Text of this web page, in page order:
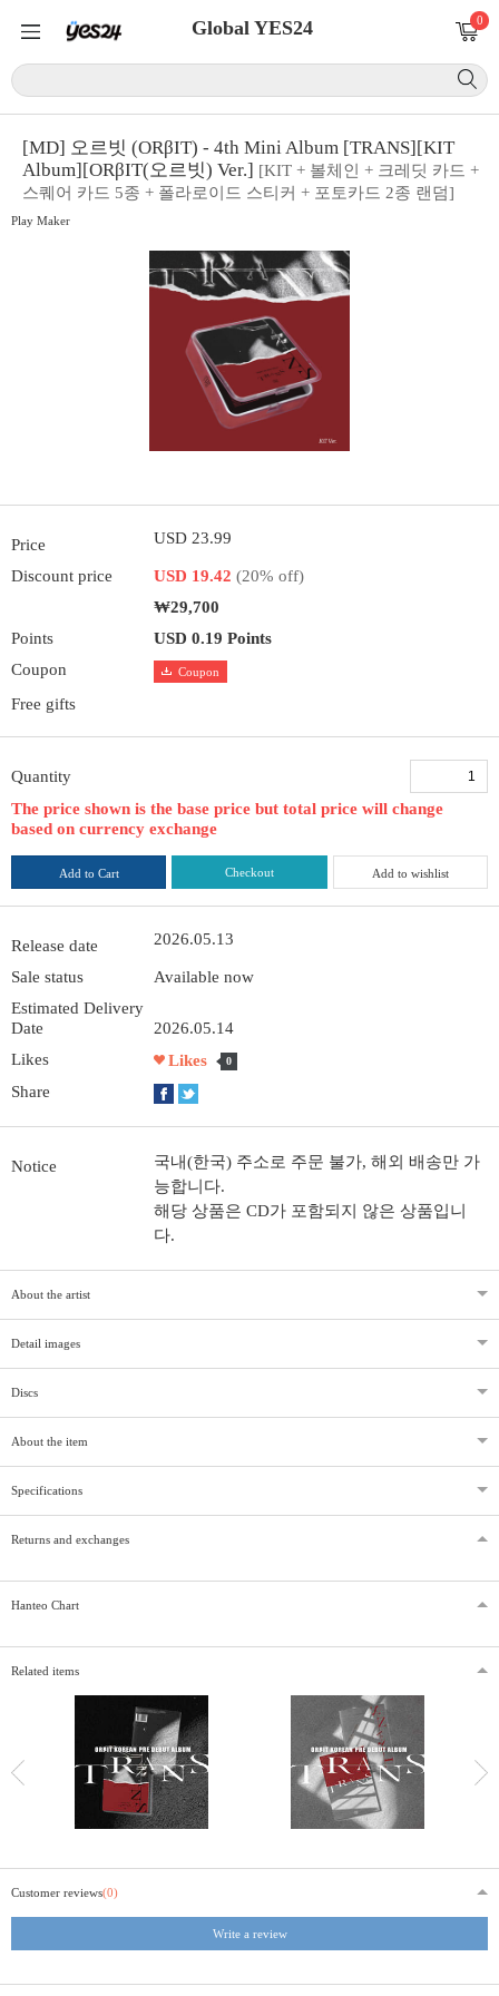
Global YES24 0
[MD] 오르빗 (ORβIT) - 4th Mini Album [TRANS][KIT
Album][ORβIT(오르빗) Ver.] [KIT + 볼체인 + 크레딧 카드 +
스퀘어 카드 5종 + 폴라로이드 스티커 + 포토카드 2종 랜덤]
Play Maker
Price USD 23.99
Discount price USD 19.42 (20% off)
₩29,700
Points
USD 0.19 Points
Coupon
Coupon
Free gifts
Quantity
The price shown is the base price but total price will change
based on currency exchange
Add to Cart Checkout Add to wishlist
Release date 2026.05.13
Sale status
Available now
Estimated Delivery
Date
2026.05.14
Likes
Likes 0
Share
Notice
국내(한국) 주소로 주문 불가, 해외 배송만 가
능합니다.
해당 상품은 CD가 포함되지 않은 상품입니
다.
About the artist
Detail images
Discs
About the item
Specifications
Returns and exchanges
Hanteo Chart
Related items
Customer reviews(0)
Write a review